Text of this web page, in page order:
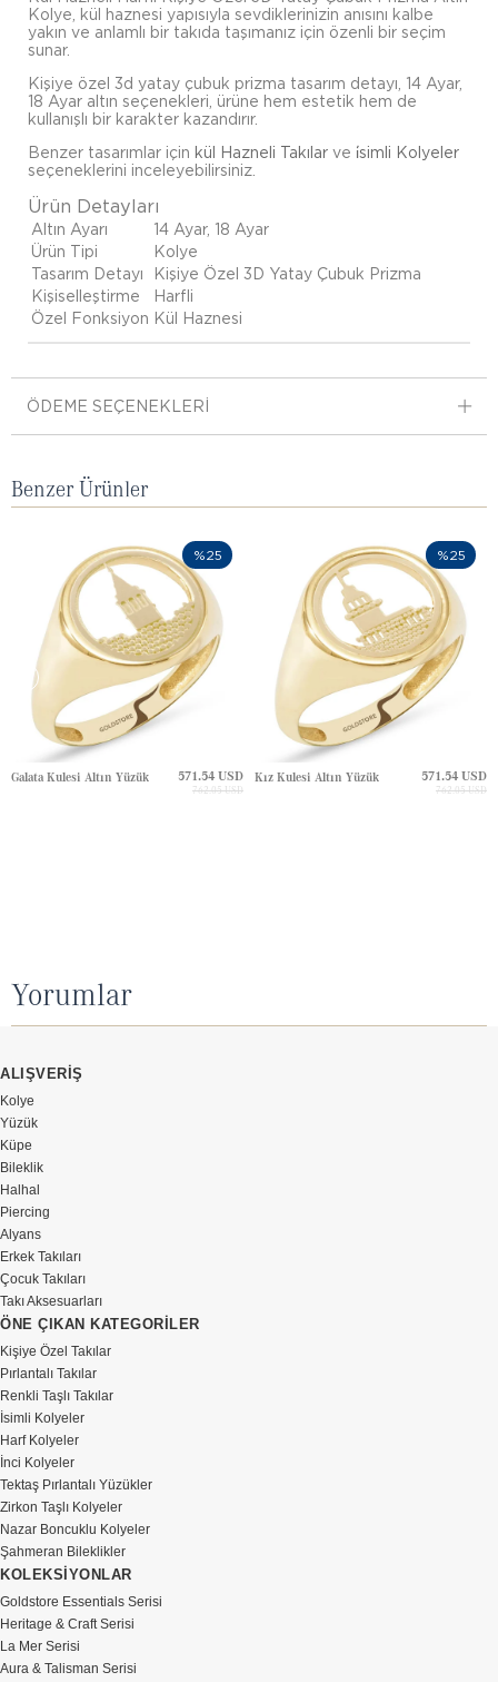
Kolye, kül haznesi yapısıyla sevdiklerinizin anısını kalbe
yakın ve anlamlı bir takıda taşımanız için özenli bir seçim
sunar.
Kişiye özel 3d yatay çubuk prizma tasarım detayı, 14 Ayar,
18 Ayar altın seçenekleri, ürüne hem estetik hem de
kullanışlı bir karakter kazandırır.
Benzer tasarımlar için kül Hazneli Takılar ve i̇simli Kolyeler
seçeneklerini inceleyebilirsiniz.
Ürün Detayları
Altın Ayarı
14 Ayar, 18 Ayar
Ürün Tipi
Kolye
Tasarım Detayı
Kişiye Özel 3D Yatay Çubuk Prizma
Kişiselleştirme
Harfli
Özel Fonksiyon Kül Haznesi
ÖDEME SEÇENEKLERI
Benzer Ürünler
Galata Kulesi Altın Yüzük 571.54 USD
762.05 USD
%25
Kız Kulesi Altın Yüzük 571.54 USD
762.05 USD
%25
Yorumlar
ALIŞVERİŞ
Kolye
Yüzük
Küpe
Bileklik
Halhal
Piercing
Alyans
Erkek Takıları
Çocuk Takıları
Takı Aksesuarları
ÖNE ÇIKAN KATEGORİLER
Kişiye Özel Takılar
Pırlantalı Takılar
Renkli Taşlı Takılar
İsimli Kolyeler
Harf Kolyeler
İnci Kolyeler
Tektaş Pırlantalı Yüzükler
Zirkon Taşlı Kolyeler
Nazar Boncuklu Kolyeler
Şahmeran Bileklikler
KOLEKSİYONLAR
Goldstore Essentials Serisi
Heritage & Craft Serisi
La Mer Serisi
Aura & Talisman Serisi